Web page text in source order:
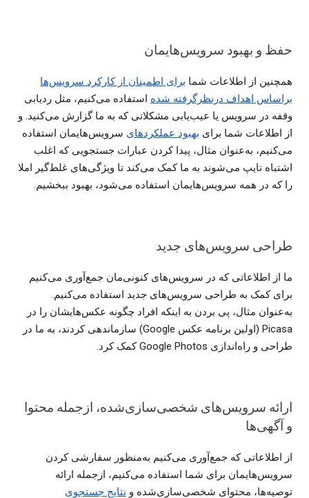
حفظ و بهبود سرویس‌هایمان
همچنین از اطلاعات شما برای اطمینان از کارکرد سرویس‌ها
براساس اهداف درنظرگرفته شده استفاده می‌کنیم، مثل ردیابی
وقفه در سرویس یا عیب‌یابی مشکلاتی که به ما گزارش می‌کنید. و
از اطلاعات شما برای بهبود عملکردهای سرویس‌هایمان استفاده
می‌کنیم، به‌عنوان مثال، پیدا کردن عبارات جستجویی که اغلب
اشتباه تایپ می‌شوند به ما کمک می‌کند تا ویژگی‌های غلط‌گیر املا
را که در همه سرویس‌هایمان استفاده می‌شود، بهبود ببخشیم.
طراحی سرویس‌های جدید
ما از اطلاعاتی که در سرویس‌های کنونی‌مان جمع‌آوری می‌کنیم
برای کمک به طراحی سرویس‌های جدید استفاده می‌کنیم.
به‌عنوان مثال، پی بردن به اینکه افراد چگونه عکس‌هایشان را در
Picasa (اولین برنامه عکس Google) سازماندهی کردند، به ما در
طراحی و راه‌اندازی Google Photos کمک کرد.
ارائه سرویس‌های شخصی‌‏سازی‌‏شده، ازجمله محتوا
و آگهی‌ها
از اطلاعاتی که جمع‌آوری می‌کنیم به‌منظور سفارشی‌ کردن
سرویس‌هایمان برای شما استفاده می‌کنیم، ازجمله ارائه
توصیه‌ها، محتوای شخصی‌‏سازی‌‏شده و نتایج جستجوی